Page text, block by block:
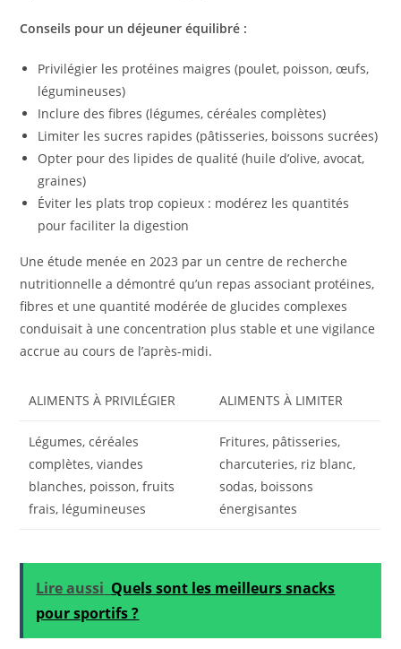
Conseils pour un déjeuner équilibré :
Privilégier les protéines maigres (poulet, poisson, œufs,
légumineuses)
Inclure des fibres (légumes, céréales complètes)
Limiter les sucres rapides (pâtisseries, boissons sucrées)
Opter pour des lipides de qualité (huile d’olive, avocat,
graines)
Éviter les plats trop copieux : modérez les quantités
pour faciliter la digestion
Une étude menée en 2023 par un centre de recherche
nutritionnelle a démontré qu’un repas associant protéines,
fibres et une quantité modérée de glucides complexes
conduisait à une concentration plus stable et une vigilance
accrue au cours de l’après-midi.
ALIMENTS À PRIVILÉGIER ALIMENTS À LIMITER
Légumes, céréales
complètes, viandes
blanches, poisson, fruits
frais, légumineuses
Fritures, pâtisseries,
charcuteries, riz blanc,
sodas, boissons
énergisantes
Lire aussi Quels sont les meilleurs snacks
pour sportifs ?